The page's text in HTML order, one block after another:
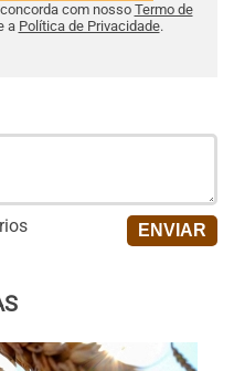
com nosso Termo de
a Política de Privacidade.